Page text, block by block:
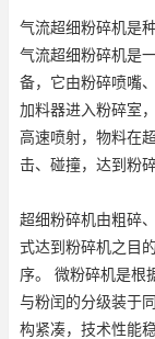
气流超细粉碎机是
气流超细粉碎机是
备，它由粉碎喷嘴
加料器进入粉碎室
高速喷射，物料在
击、碰撞，达到粉
超细粉碎机由粗碎
式达到粉碎机之目
序。 微粉碎机是根
与粉闰的分级装于
构紧凑，技术性能